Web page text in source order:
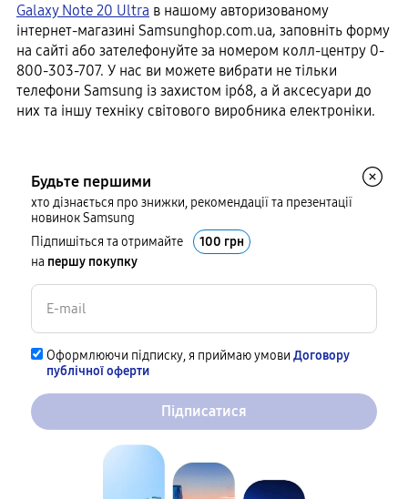
Galaxy Note 20 Ultra в нашому авторизованому
інтернет-магазині Samsunghop.com.ua, заповніть форму
на сайті або зателефонуйте за номером колл-центру 0-
800-303-707. У нас ви можете вибрати не тільки
телефони Samsung із захистом ip68, а й аксесуари до
них та іншу техніку світового виробника електроніки.
Будьте першими
хто дізнається про знижки, рекомендації та презентації
новинок Samsung
Підпишіться та отримайте
100 грн
на першу покупку
Оформлюючи підписку, я приймаю умови Договору
публічної оферти
Підписатися